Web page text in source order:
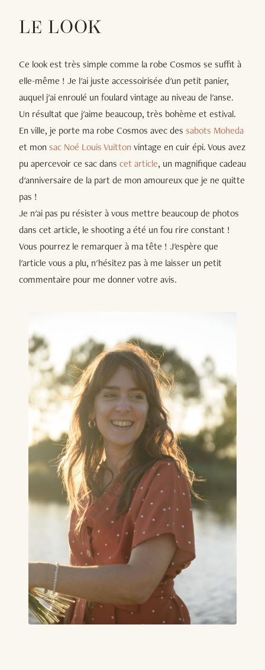
LE LOOK
Ce look est très simple comme la robe Cosmos se suffit à
elle-même ! Je l'ai juste accessoirisée d'un petit panier,
auquel j'ai enroulé un foulard vintage au niveau de l'anse.
Un résultat que j'aime beaucoup, très bohème et estival.
En ville, je porte ma robe Cosmos avec des sabots Moheda
et mon sac Noé Louis Vuitton vintage en cuir épi. Vous avez
pu apercevoir ce sac dans cet article, un magnifique cadeau
d'anniversaire de la part de mon amoureux que je ne quitte
pas !
Je n'ai pas pu résister à vous mettre beaucoup de photos
dans cet article, le shooting a été un fou rire constant !
Vous pourrez le remarquer à ma tête ! J'espère que
l'article vous a plu, n'hésitez pas à me laisser un petit
commentaire pour me donner votre avis.